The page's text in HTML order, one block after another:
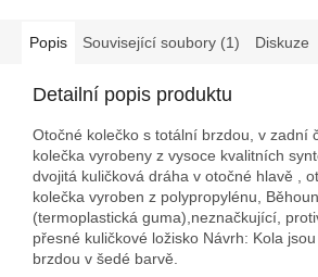
Popis Související soubory (1) Diskuze
Detailní popis produktu
Otočné kolečko s totální brzdou, v zadní
kolečka vyrobeny z vysoce kvalitních
dvojitá kuličková dráha v otočné hlavě ,
kolečka vyroben z polypropylénu,
(termoplastická guma),neznačkující,
přesné kuličkové ložisko Návrh: Kola
brzdou v šedé barvě.